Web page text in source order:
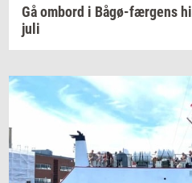
Gå ombord i Bågø-færgens
juli